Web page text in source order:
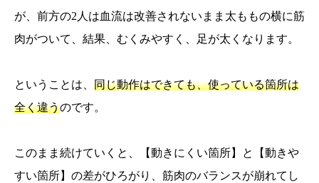
が、前方の2人は血流は改善されないまま太ももの横に筋
肉がついて、結果、むくみやすく、足が太くなります。
ということは、 同じ動作はできても、使っている箇所は
全く違うのです。
このまま続けていくと、【動きにくい箇所】と【動きや
すい箇所】の差がひろがり、筋肉のバランスが崩れてし